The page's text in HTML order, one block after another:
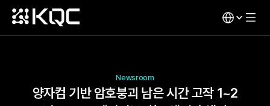
Newsroom
양자컴 기반 암호붕괴 남은 시간 고작 1~2